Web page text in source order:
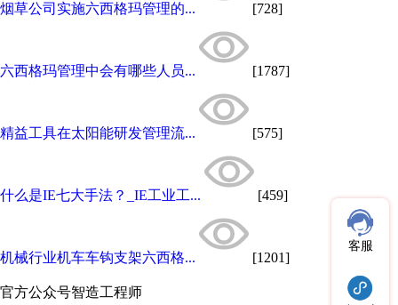
烟草公司实施六西格玛管理的... [728]
六西格玛管理中会有哪些人员... [1787]
精益工具在太阳能研发管理流... [575]
什么是IE七大手法？_IE工业工... [459]
机械行业机车车钩支架六西格... [1201]
官方公众号智造工程师
客服